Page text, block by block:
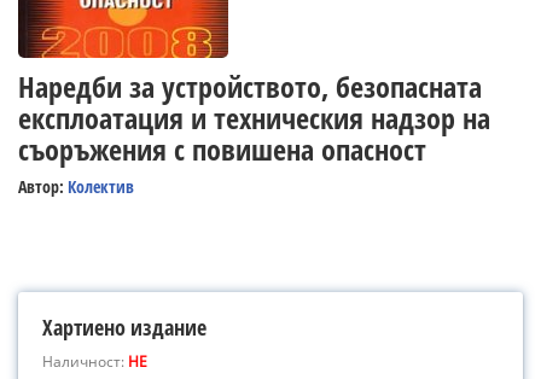
Наредби за устройството, безопасната
експлоатация и техническия надзор на
съоръжения с повишена опасност
Автор: Колектив
Хартиено издание
Наличност: НЕ